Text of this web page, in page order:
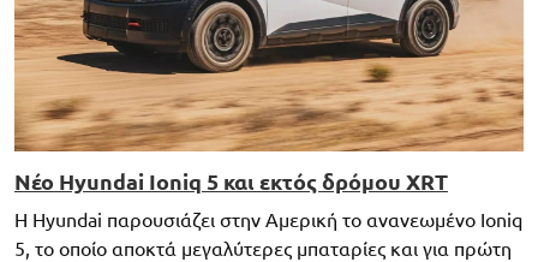
Νέο Hyundai Ioniq 5 και εκτός δρόμου XRT
Η Hyundai παρουσιάζει στην Αμερική το ανανεωμένο Ioniq
5, το οποίο αποκτά μεγαλύτερες μπαταρίες και για πρώτη